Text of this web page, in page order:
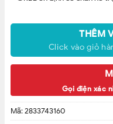
THÊM
Click vào giỏ
Gọi điện xác
Mã:2833743160